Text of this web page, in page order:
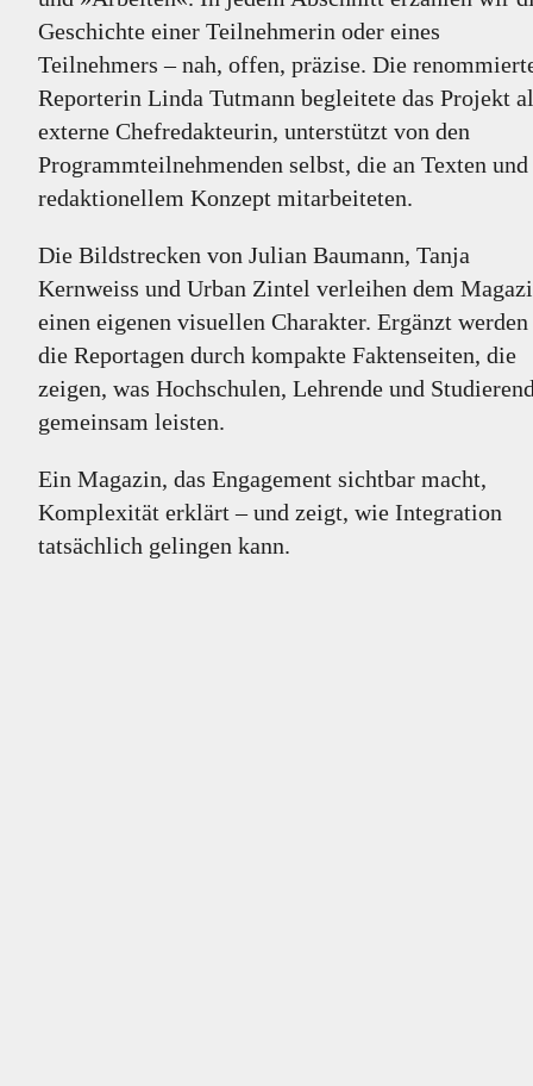
Geschichte einer Teilnehmerin oder eines
Teilnehmers – nah, offen, präzise. Die
Reporterin Linda Tutmann begleitete das Projekt
externe Chefredakteurin, unterstützt von den
Programmteilnehmenden selbst, die an Texten und
redaktionellem Konzept mitarbeiteten.
Die Bildstrecken von Julian Baumann, Tanja
Kernweiss und Urban Zintel verleihen dem
einen eigenen visuellen Charakter. Ergänzt werden
die Reportagen durch kompakte Faktenseiten, die
zeigen, was Hochschulen, Lehrende und
gemeinsam leisten.
Ein Magazin, das Engagement sichtbar macht,
Komplexität erklärt – und zeigt, wie Integration
tatsächlich gelingen kann.